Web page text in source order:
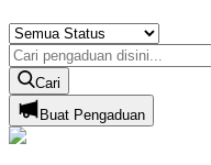
Cari
Buat Pengaduan